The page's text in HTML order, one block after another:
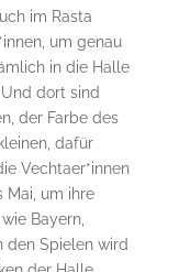
im Rasta
um genau
in die Halle
dort sind
der Farbe des
dafür
Vechtaer*innen
Mai, um ihre
Bayern,
den Spielen wird